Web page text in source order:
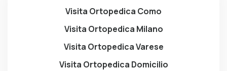
Visita Ortopedica Como
Visita Ortopedica Milano
Visita Ortopedica Varese
Visita Ortopedica Domicilio